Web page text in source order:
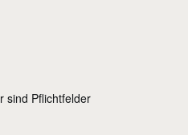
sind Pflichtfelder